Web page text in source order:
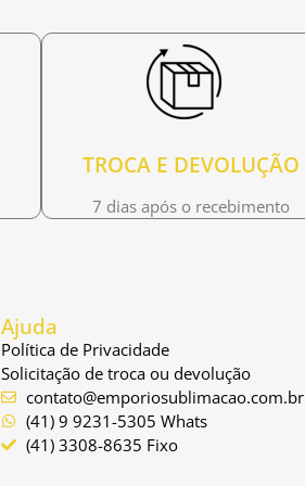
TROCA E DEVOLUÇÃO
7 dias após o recebimento
Ajuda
Política de Privacidade
Solicitação de troca ou devolução
contato@emporiosublimacao.com.br
(41) 9 9231-5305 Whats
(41) 3308-8635 Fixo